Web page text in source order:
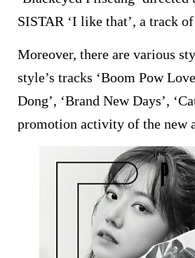
SISTAR ‘I like that’, a track
Moreover, there are various
style’s tracks ‘Boom Pow
Dong’, ‘Brand New Days’,
promotion activity of the new